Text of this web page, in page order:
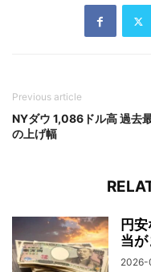
Previous article
NYダウ 1,086ドル高 過去
の上げ幅
円
当
2026-